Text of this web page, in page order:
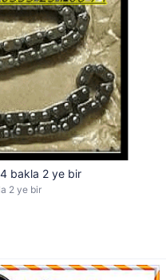
bakla 2 ye bir
2 ye bir